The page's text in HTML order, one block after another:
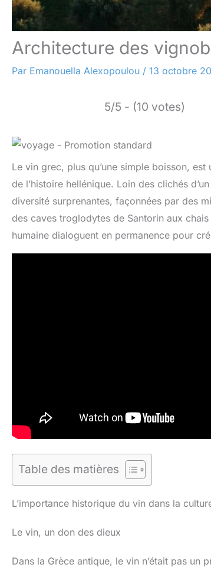
Architecture des
Par Emanouella Alexopoulou / 13 octobre
5/5 - (10 votes)
Le vin grec, plus qu’une simple boisson,
de l’histoire hellénique. Loin des clichés
diversité surprenantes, façonnées par des
des caves troglodytes de Santorin aux
humaine dialoguent en permanence pour
Table des matières
L’importance historique du vin dans la
Le vin, un don des dieux
Dans la Grèce antique, le vin n’était pas